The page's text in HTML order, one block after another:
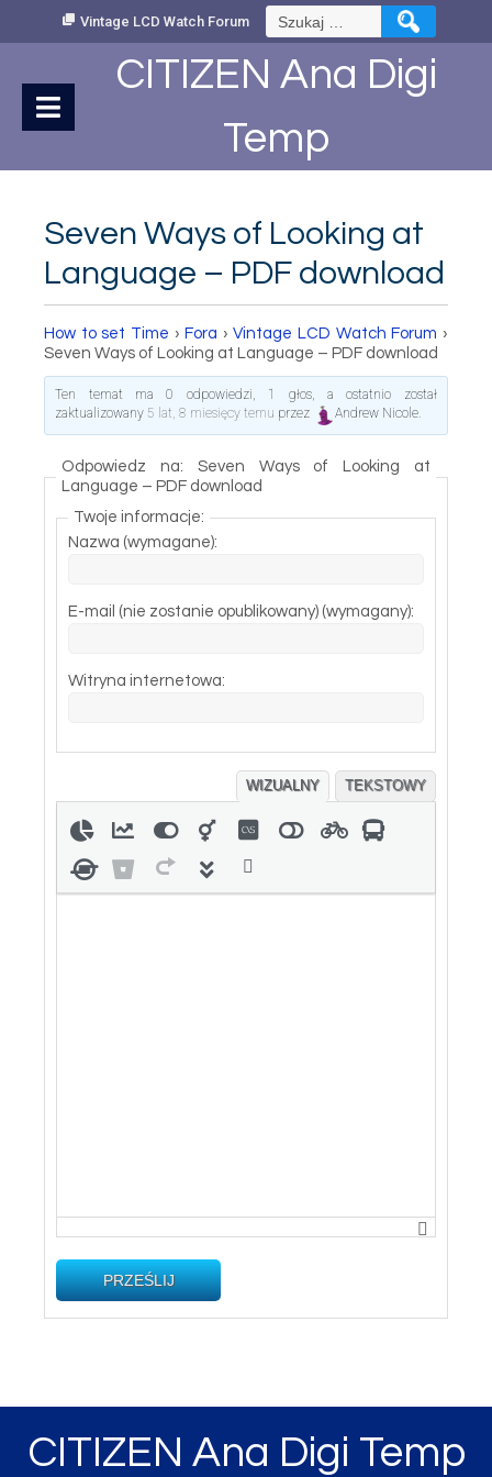
Vintage LCD Watch Forum Szukaj:
CITIZEN Ana Digi
Temp
Seven Ways of Looking at
Language – PDF download
How to set Time › Fora › Vintage LCD Watch Forum ›
Seven Ways of Looking at Language – PDF download
Ten temat ma 0 odpowiedzi, 1 głos, a ostatnio został
zaktualizowany 5 lat, 8 miesięcy temu przez Andrew Nicole.
Odpowiedz na: Seven Ways of Looking at
Language – PDF download
Twoje informacje:
Nazwa (wymagane):
E-mail (nie zostanie opublikowany) (wymagany):
Witryna internetowa:
WIZUALNY TEKSTOWY
PRZEŚLIJ
CITIZEN Ana Digi Temp